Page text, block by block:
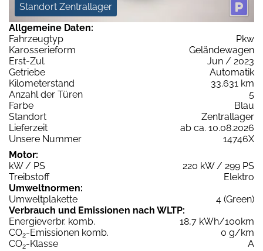
Standort Zentrallager
Allgemeine Daten:
Fahrzeugtyp
Pkw
Karosserieform
Geländewagen
Erst-Zul.
Jun / 2023
Getriebe
Automatik
Kilometerstand
33.631 km
Anzahl der Türen
5
Farbe
Blau
Standort
Zentrallager
Lieferzeit
ab ca. 10.08.2026
Unsere Nummer
14746X
Motor:
kW / PS
220 kW / 299 PS
Treibstoff
Elektro
Umweltnormen:
Umweltplakette
4 (Green)
Verbrauch und Emissionen nach WLTP:
Energieverbr. komb.
18,7 kWh/100km
CO2-Emissionen komb.
0 g/km
CO2-Klasse
A